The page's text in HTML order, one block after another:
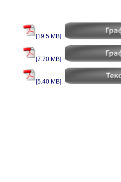
[19.5 MB]
[7.70 MB]
[5.40 MB]